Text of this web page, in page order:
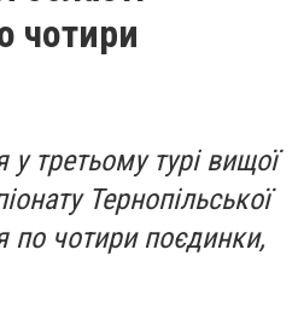
чотири
у третьому турі вищої
Тернопільської
по чотири поєдинки,